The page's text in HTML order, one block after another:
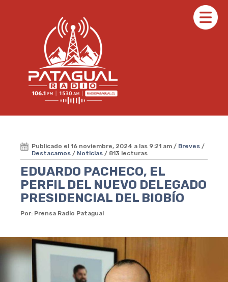
Publicado el 16 noviembre, 2024 a las 9:21 am / Breves /
Destacamos / Noticias / 813 lecturas
EDUARDO PACHECO, EL
PERFIL DEL NUEVO DELEGADO
PRESIDENCIAL DEL BIOBÍO
Por: Prensa Radio Patagual